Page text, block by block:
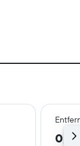
0,4